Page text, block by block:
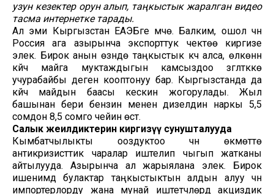
узун кезектер орун алып, таңкыстык жаралган видео
тасма интернетке тарады.
Ал эми Кыргызстан ЕАЭБге мүчө. Балким, ошол үчүн
Россия ага азырынча экспорттук чектөө киргизе
элек. Бирок анын өзүндө таңкыстык күч алса, өлкөнүн
күйүүчү майга муктаждыгын камсыздоо үзгүлтүккө
учурабайбы деген кооптонуу бар. Кыргызстанда да
күйүүчү майдын баасы кескин жогорулады. Жыл
башынан бери бензин менен дизелдин наркы 5,5
сомдон 8,5 сомго чейин өстү.
Салык жеңилдиктерин киргизүү сунушталууда
Кымбатчылыкты ооздуктоо үчүн өкмөттө
антикризисттик чаралар иштелип чыгып жатканы
айтылууда. Азырынча ал жарыялана элек. Бирок
ишенимдүү булактар таңкыстыктын алдын алуу үчүн
импортерлорду жана мунай иштетүүчүлөрдү акциздик